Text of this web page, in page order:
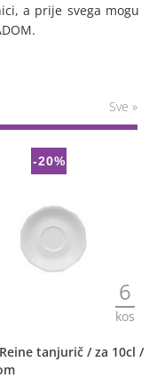
a prije svega mogu
Sve »
-20%
6
kos
tanjurič / za 10cl /